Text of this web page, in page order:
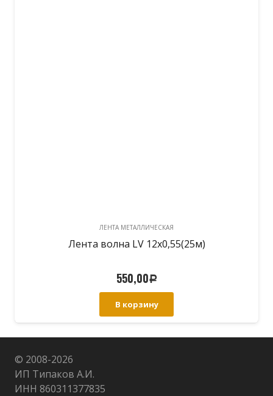
ЛЕНТА МЕТАЛЛИЧЕСКАЯ
Лента волна LV 12х0,55(25м)
550,00Р
В корзину
© 2008-2026
ИП Типаков А.И.
ИНН 860311377835